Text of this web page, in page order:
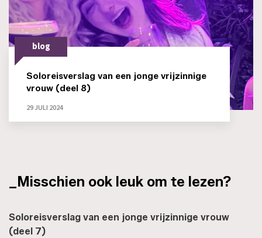
blog
Soloreisverslag van een jonge vrijzinnige
vrouw (deel 8)
29 JULI 2024
_Misschien ook leuk om te lezen?
Soloreisverslag van een jonge vrijzinnige vrouw
(deel 7)